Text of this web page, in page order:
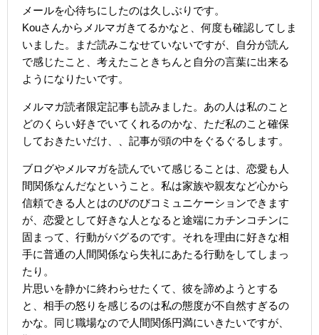
メールを心待ちにしたのは久しぶりです。
Kouさんからメルマガきてるかなと、何度も確認してしま
いました。まだ読みこなせていないですが、自分が読ん
で感じたこと、考えたこときちんと自分の言葉に出来る
ようになりたいです。
メルマガ読者限定記事も読みました。あの人は私のこと
どのくらい好きでいてくれるのかな、ただ私のこと確保
しておきたいだけ、、記事が頭の中をぐるぐるします。
ブログやメルマガを読んでいて感じることは、恋愛も人
間関係なんだなということ。私は家族や親友など心から
信頼できる人とはのびのびコミュニケーションできます
が、恋愛として好きな人となると途端にカチンコチンに
固まって、行動がバグるのです。それを理由に好きな相
手に普通の人間関係なら失礼にあたる行動をしてしまっ
たり。
片思いを静かに終わらせたくて、彼を諦めようとする
と、相手の怒りを感じるのは私の態度が不自然すぎるの
かな。同じ職場なので人間関係円満にいきたいですが、